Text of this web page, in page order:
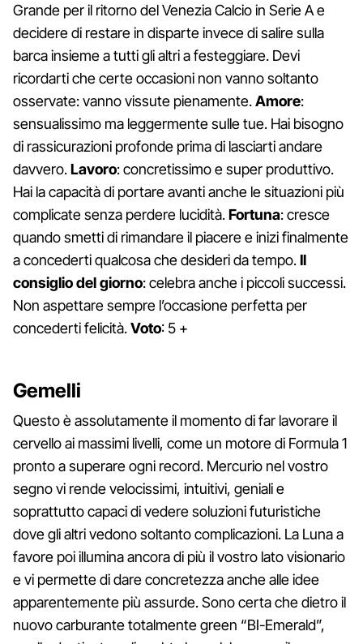
Grande per il ritorno del Venezia Calcio in Serie A e
decidere di restare in disparte invece di salire sulla
barca insieme a tutti gli altri a festeggiare. Devi
ricordarti che certe occasioni non vanno soltanto
osservate: vanno vissute pienamente.Amore:
sensualissimo ma leggermente sulle tue. Hai bisogno
di rassicurazioni profonde prima di lasciarti andare
davvero.Lavoro: concretissimo e super produttivo.
Hai la capacità di portare avanti anche le situazioni più
complicate senza perdere lucidità.Fortuna: cresce
quando smetti di rimandare il piacere e inizi finalmente
a concederti qualcosa che desideri da tempo.Il
consiglio del giorno: celebra anche i piccoli successi.
Non aspettare sempre l’occasione perfetta per
concederti felicità.Voto: 5 +
Gemelli
Questo è assolutamente il momento di far lavorare il
cervello ai massimi livelli, come un motore di Formula 1
pronto a superare ogni record. Mercurio nel vostro
segno vi rende velocissimi, intuitivi, geniali e
soprattutto capaci di vedere soluzioni futuristiche
dove gli altri vedono soltanto complicazioni. La Luna a
favore poi illumina ancora di più il vostro lato visionario
e vi permette di dare concretezza anche alle idee
apparentemente più assurde. Sono certa che dietro il
nuovo carburante totalmente green “BI-Emerald”,